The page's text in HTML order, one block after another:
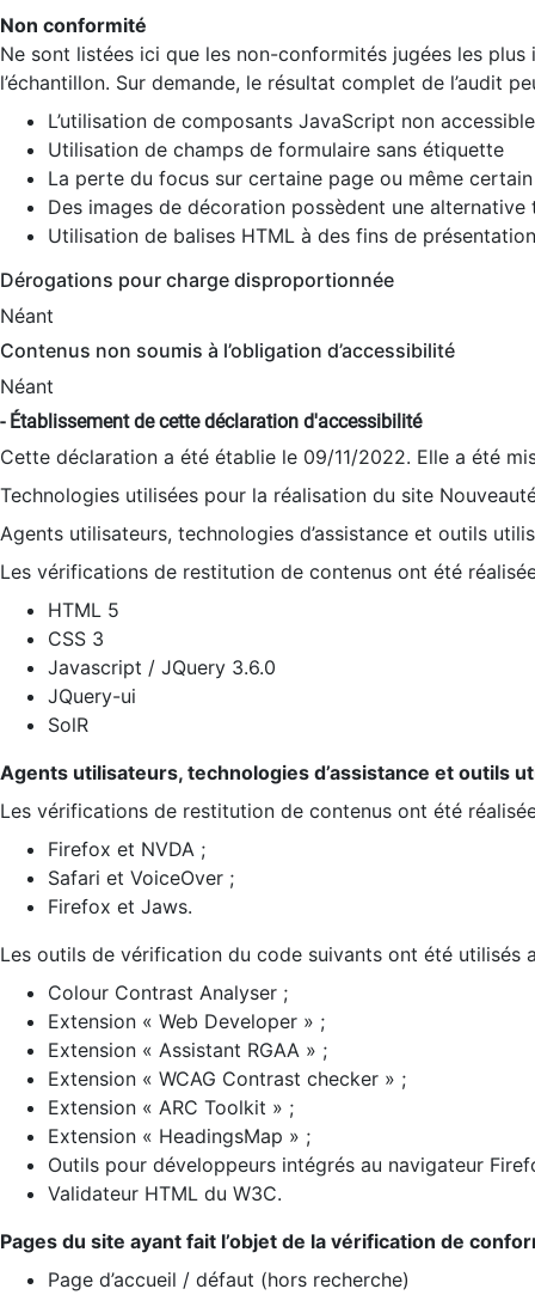
Non conformité
Ne sont listées ici que les non-conformités jugées les
l’échantillon. Sur demande, le résultat complet de l’audit
L’utilisation de composants JavaScript non
Utilisation de champs de formulaire sans étiquette
La perte du focus sur certaine page ou même
Des images de décoration possèdent une alternative
Utilisation de balises HTML à des fins de
Dérogations pour charge disproportionnée
Néant
Contenus non soumis à l’obligation d’accessibilité
Néant
- Établissement de cette déclaration d'accessibilité
Cette déclaration a été établie le 09/11/2022. Elle a été
Technologies utilisées pour la réalisation du site
Agents utilisateurs, technologies d’assistance et outils
Les vérifications de restitution de contenus ont été
HTML 5
CSS 3
Javascript / JQuery 3.6.0
JQuery-ui
SolR
Agents utilisateurs, technologies d’assistance et outils
Les vérifications de restitution de contenus ont été
Firefox et NVDA ;
Safari et VoiceOver ;
Firefox et Jaws.
Les outils de vérification du code suivants ont été utilisés
Colour Contrast Analyser ;
Extension « Web Developer » ;
Extension « Assistant RGAA » ;
Extension « WCAG Contrast checker » ;
Extension « ARC Toolkit » ;
Extension « HeadingsMap » ;
Outils pour développeurs intégrés au navigateur
Validateur HTML du W3C.
Pages du site ayant fait l’objet de la vérification de
Page d’accueil / défaut (hors recherche)